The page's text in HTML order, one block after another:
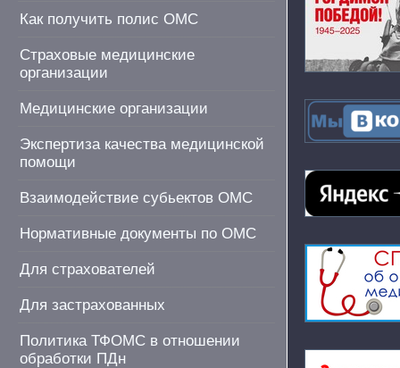
Как получить полис ОМС
Страховые медицинские
организации
Медицинские организации
Экспертиза качества медицинской
помощи
Взаимодействие субьектов ОМС
Нормативные документы по ОМС
Для страхователей
Для застрахованных
Политика ТФОМС в отношении
обработки ПДн